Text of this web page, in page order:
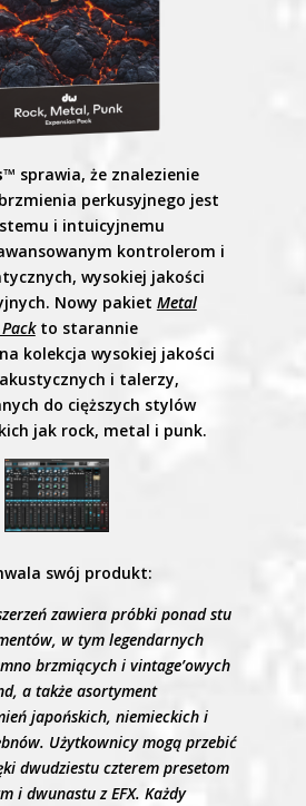
sprawia, że znalezienie
perkusyjnego jest
i intuicyjnemu
kontrolerom i
wysokiej jakości
Nowy pakiet Metal
to starannie
kolekcja wysokiej jakości
i talerzy,
do cięższych stylów
jak rock, metal i punk.
swój produkt:
zawiera próbki ponad stu
w tym legendarnych
brzmiących i vintage’owych
a także asortyment
japońskich, niemieckich i
Użytkownicy mogą przebić
dwudziestu czterem presetom
i dwunastu z EFX. Każdy